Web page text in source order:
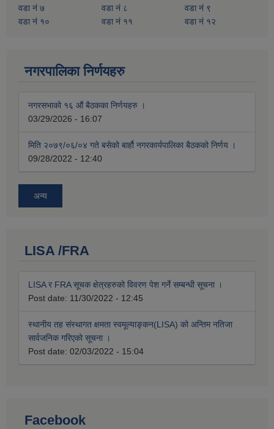
वडा नं ७
वडा नं ८
वडा नं ९
वडा नं १०
वडा नं ११ वडा नं १२
नगरपालिका निर्णयहरु
नगरसभाको १६ औं बैठकका निर्णयहरु ।
03/29/2026 - 16:07
मिति २०७९/०६/०४ गते बसेको बार्हौ नगरकार्यपालिका बैठकको निर्णय ।
09/28/2022 - 12:40
अन्य
LISA /FRA
LISA र FRA सूचक क्षेत्रहरुको विवरण पेश गर्ने सम्बन्धी सूचना ।
Post date: 11/30/2022 - 12:45
स्थानीय तह संस्थागत क्षमता स्वमूल्याङ्कन(LISA) को अन्तिम नतिजा
सार्वजनिक गरिएको सूचना ।
Post date: 02/03/2022 - 15:04
Facebook